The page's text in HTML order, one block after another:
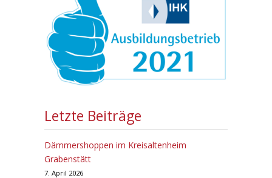
Letzte Beiträge
Dämmershoppen im Kreisaltenheim
Grabenstätt
7. April 2026